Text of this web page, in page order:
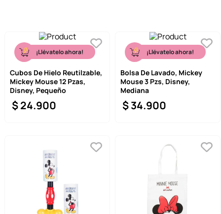
¡Llévatelo ahora!
Cubos De Hielo Reutilzable,
Mickey Mouse 12 Pzas,
Disney, Pequeño
$24.900
¡Llévatelo ahora!
Bolsa De Lavado, Mickey
Mouse 3 Pzs, Disney,
Mediana
$34.900
disney
7
termos
8
toy story
9.
llaveros
10 . one piece